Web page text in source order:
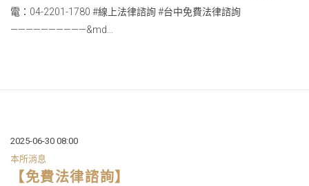
電：04-2201-1780 #線上法律諮詢 #台中免費法律諮詢
——————————&md...
2025-06-30 08:00
本所消息
【免費法律諮詢】